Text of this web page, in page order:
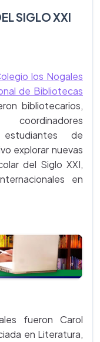
SIGLO XXI
los Nogales
de Bibliotecas
bibliotecarios,
de
explorar nuevas
del Siglo XXI,
en
fueron Carol
en Literatura,